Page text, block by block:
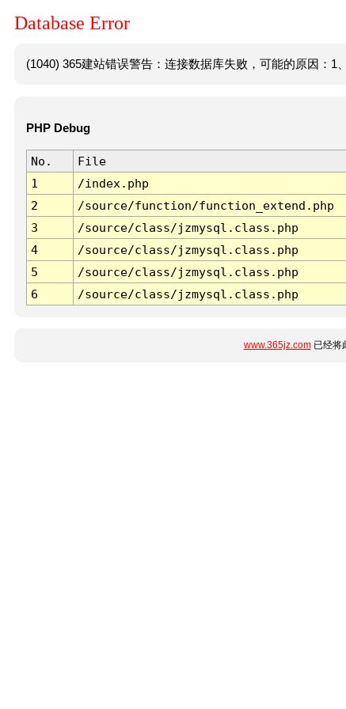
Database Error
(1040) 365建站错误警告：连接数据库失败，可能的原因：1
PHP Debug
No. File
1
/index.php
2
/source/function/function_extend.php
3
/source/class/jzmysql.class.php
4
/source/class/jzmysql.class.php
5
/source/class/jzmysql.class.php
6
/source/class/jzmysql.class.php
www.365jz.com已经将